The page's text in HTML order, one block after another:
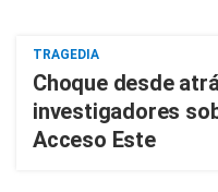
TRAGEDIA
Choque desde
investigadores
Acceso Este